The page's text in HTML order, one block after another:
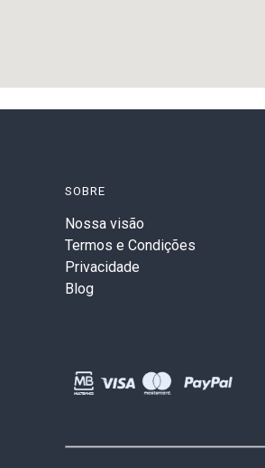
SOBRE
Nossa visão
Termos e Condições
Privacidade
Blog